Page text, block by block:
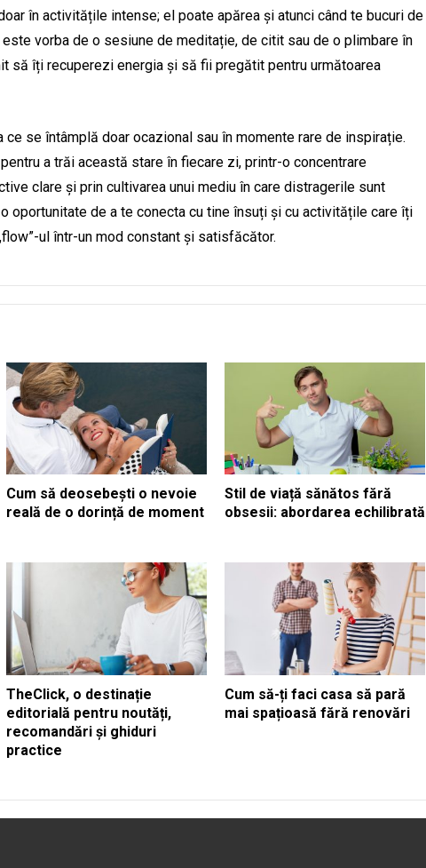
în activitățile intense; el poate apărea și atunci când te bucuri de
vorba de o sesiune de meditație, de citit sau de o plimbare în
să îți recuperezi energia și să fii pregătit pentru următoarea
ce se întâmplă doar ocazional sau în momente rare de inspirație.
a trăi această stare în fiecare zi, printr-o concentrare
clare și prin cultivarea unui mediu în care distragerile sunt
oportunitate de a te conecta cu tine însuți și cu activitățile care îți
ul într-un mod constant și satisfăcător.
Cum să deosebești o nevoie
reală de o dorință de moment
Stil de viață sănătos fără
obsesii: abordarea echilibrată
TheClick, o destinație
editorială pentru noutăți,
recomandări și ghiduri
practice
Cum să-ți faci casa să pară
mai spațioasă fără renovări